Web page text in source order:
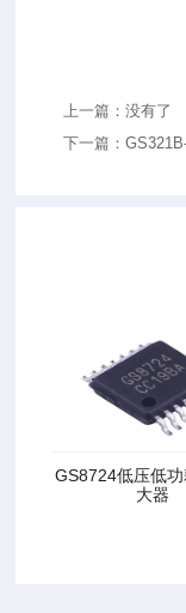
上一篇：没有了
下一篇：
GS8724低压低
大器